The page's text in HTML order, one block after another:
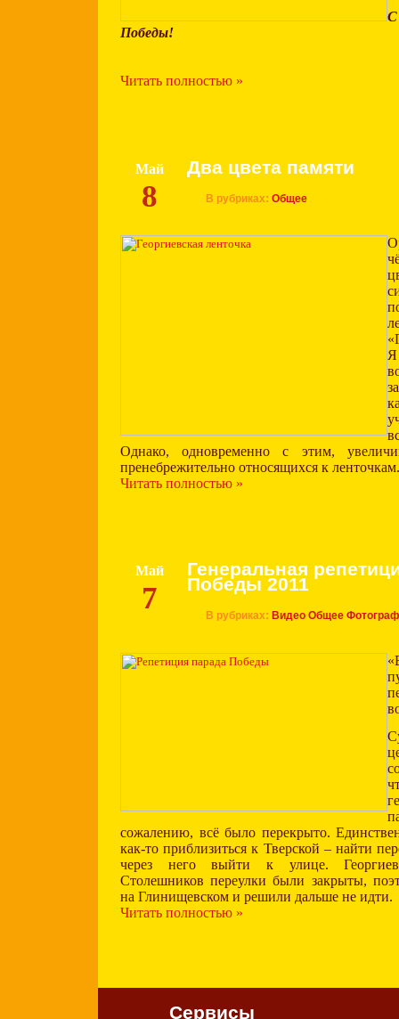
Победы!
Читать полностью »
Май
8
Два цвета памяти
В рубриках: Общее
Однако, одновременно с этим,
пренебрежительно относящихся к ленточкам.
Читать полностью »
Май
7
Генеральная
Победы 2011
В рубриках: Видео Общее
сожалению, всё было перекрыто.
как-то приблизиться к Тверской – найти
через него выйти к улице.
Столешников переулки были закрыты,
на Глинищевском и решили дальше не идти.
Читать полностью »
Сервисы